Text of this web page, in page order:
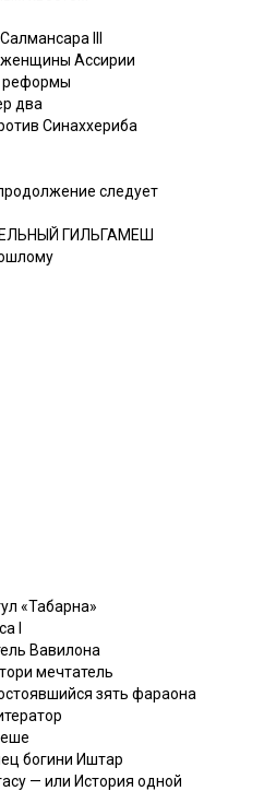
III
Ассирии
реформы
два
Синаххериба
следует
ГИЛЬГАМЕШ
«Табарна»
I
Вавилона
мечтатель
зять фараона
богини Иштар
— или История одной